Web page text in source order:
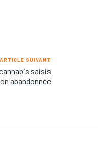
ARTICLE SUIVANT
saisis
abandonnée